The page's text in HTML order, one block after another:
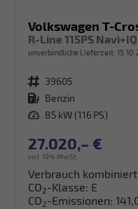
Volkswagen T-
unverbindliche Lieferzeit:
Fahrzeugnr. 39605
Kraftstoff Benzin
Leistung 85 kW (116 PS)
27.020,– €
incl. 19% MwSt.
Verbrauch
CO2-Klasse: E
CO2-Emissionen: